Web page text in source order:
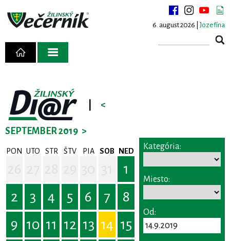
6. august 2026 | Jozefína
<
SEPTEMBER 2019 >
PON UTO STR ŠTV PIA SOB NED
1
2
3 4 5 6 7
8
9 10 11 12 13 14 15
Kategória:
Miesto:
Od: